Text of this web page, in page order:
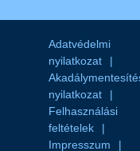
Adatvédelmi
nyilatkozat
nyilatkozat
Felhasználási
feltételek
Impresszum